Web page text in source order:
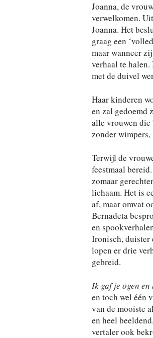
Joanna, de
verwelkomen.
Joanna. Het
graag een
maar wanneer
verhaal te
met de duivel
Haar kinderen
en zal gedoemd
alle vrouwen die
zonder wimpers,
Terwijl de
feestmaal
zomaar
lichaam. Het is
af, maar omvat
Bernadeta
en
Ironisch, duister
lopen er drie
gebreid.
Ik gaf je ogen
en toch wel één
van de mooiste
en heel
vertaler ook